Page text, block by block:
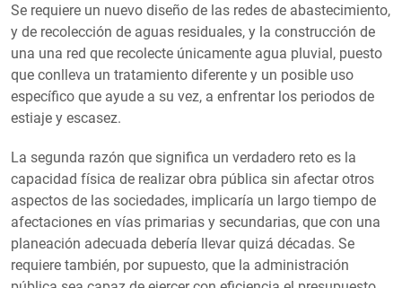
Se requiere un nuevo diseño de las redes de abastecimiento,
y de recolección de aguas residuales, y la construcción de
una una red que recolecte únicamente agua pluvial, puesto
que conlleva un tratamiento diferente y un posible uso
específico que ayude a su vez, a enfrentar los periodos de
estiaje y escasez.
La segunda razón que significa un verdadero reto es la
capacidad física de realizar obra pública sin afectar otros
aspectos de las sociedades, implicaría un largo tiempo de
afectaciones en vías primarias y secundarias, que con una
planeación adecuada debería llevar quizá décadas. Se
requiere también, por supuesto, que la administración